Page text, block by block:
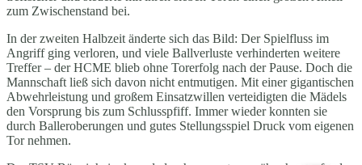
zum Zwischenstand bei.
In der zweiten Halbzeit änderte sich das Bild: Der Spielfluss im
Angriff ging verloren, und viele Ballverluste verhinderten weitere
Treffer – der HCME blieb ohne Torerfolg nach der Pause. Doch die
Mannschaft ließ sich davon nicht entmutigen. Mit einer gigantischen
Abwehrleistung und großem Einsatzwillen verteidigten die Mädels
den Vorsprung bis zum Schlusspfiff. Immer wieder konnten sie
durch Balleroberungen und gutes Stellungsspiel Druck vom eigenen
Tor nehmen.